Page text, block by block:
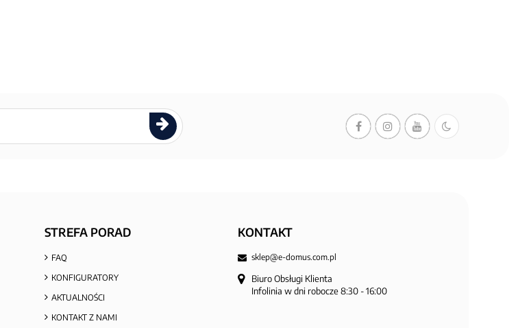
STREFA PORAD
FAQ
KONFIGURATORY
AKTUALNOŚCI
KONTAKT Z NAMI
KONTAKT
sklep@e-domus.com.pl
Biuro Obsługi Klienta
Infolinia w dni robocze 8:30 - 16:00